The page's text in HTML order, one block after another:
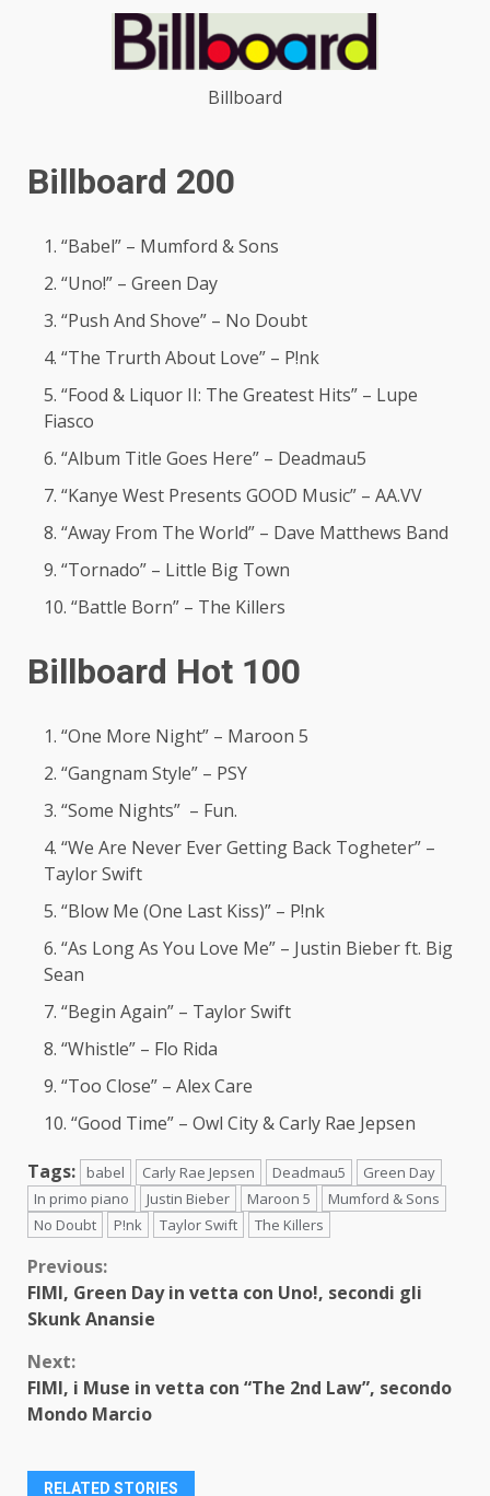
Billboard
Billboard 200
“Babel” – Mumford & Sons
“Uno!” – Green Day
“Push And Shove” – No Doubt
“The Trurth About Love” – P!nk
“Food & Liquor II: The Greatest Hits” – Lupe
Fiasco
“Album Title Goes Here” – Deadmau5
“Kanye West Presents GOOD Music” – AA.VV
“Away From The World” – Dave Matthews Band
“Tornado” – Little Big Town
“Battle Born” – The Killers
Billboard Hot 100
“One More Night” – Maroon 5
“Gangnam Style” – PSY
“Some Nights” – Fun.
“We Are Never Ever Getting Back Togheter” –
Taylor Swift
“Blow Me (One Last Kiss)” – P!nk
“As Long As You Love Me” – Justin Bieber ft. Big
Sean
“Begin Again” – Taylor Swift
“Whistle” – Flo Rida
“Too Close” – Alex Care
“Good Time” – Owl City & Carly Rae Jepsen
Tags:
babel Carly Rae Jepsen Deadmau5
Green Day
In primo piano
Justin Bieber Maroon 5
Mumford & Sons
No Doubt
P!nk Taylor Swift The Killers
Continue
Reading
Previous:
FIMI, Green Day in vetta con Uno!, secondi gli
Skunk Anansie
Next:
FIMI, i Muse in vetta con “The 2nd Law”, secondo
Mondo Marcio
RELATED STORIES